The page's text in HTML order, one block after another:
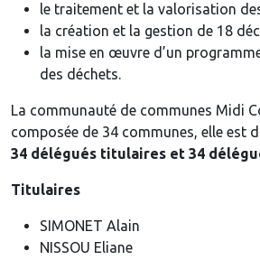
le traitement et la valorisation
la création et la gestion de 18
la mise en œuvre d’un
des déchets.
La communauté de communes Midi
composée de 34 communes, elle est
34 délégués titulaires et 34
Titulaires
SIMONET Alain
NISSOU Eliane